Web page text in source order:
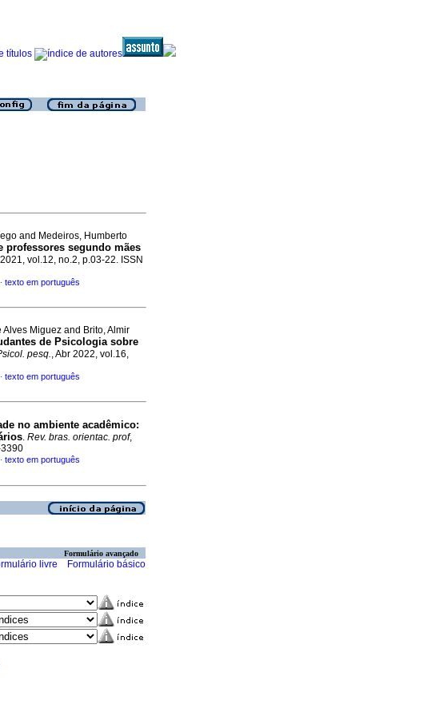
and Medeiros, Humberto
professores segundo mães
vol.12, no.2, p.03-22. ISSN
· texto em português
Miguez and Brito, Almir
de Psicologia sobre
pesq., Abr 2022, vol.16,
· texto em português
no ambiente acadêmico:
. Rev. bras. orientac. prof,
· texto em português
Formulário avançado
livre Formulário básico